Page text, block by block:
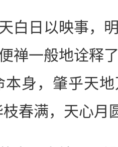
日以映事，明
禅一般地诠释
本身，肇乎天
春满，天心月